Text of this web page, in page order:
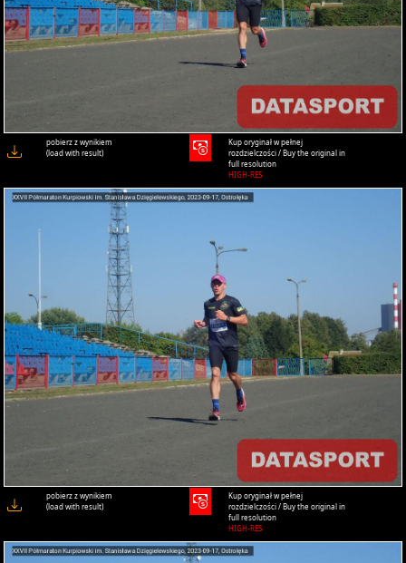
pobierz z wynikiem
(load with result)
Kup oryginał w pełnej
rozdzielczości / Buy the original in
full resolution
HIGH-RES
pobierz z wynikiem
(load with result)
Kup oryginał w pełnej
rozdzielczości / Buy the original in
full resolution
HIGH-RES